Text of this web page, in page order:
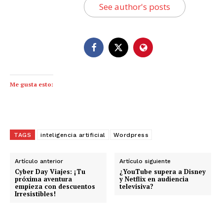
See author's posts
Me gusta esto:
TAGS inteligencia artificial Wordpress
Artículo anterior
Cyber Day Viajes: ¡Tu
próxima aventura
empieza con descuentos
Irresistibles!
Artículo siguiente
¿YouTube supera a Disney
y Netflix en audiencia
televisiva?